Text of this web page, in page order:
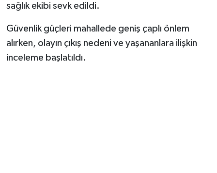
sağlık ekibi sevk edildi.
Güvenlik güçleri mahallede geniş çaplı önlem
alırken, olayın çıkış nedeni ve yaşananlara ilişkin
inceleme başlatıldı.